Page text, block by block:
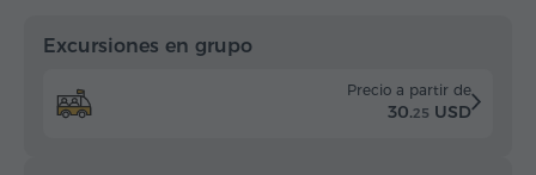
Excursiones en grupo
Precio a partir de
30.25 USD